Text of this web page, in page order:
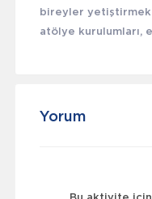
bireyler yetiştirmek
atölye kurulumları,
Yorum